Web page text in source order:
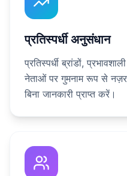
प्रतिस्पर्धी अनुसंधान
प्रतिस्पर्धी ब्रांडों,
नेताओं पर गुमनाम रूप से
बिना जानकारी प्राप्त करें।